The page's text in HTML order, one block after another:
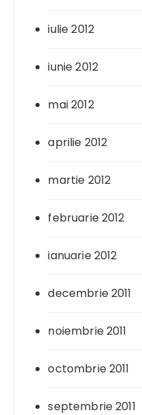
iulie 2012
iunie 2012
mai 2012
aprilie 2012
martie 2012
februarie 2012
ianuarie 2012
decembrie 2011
noiembrie 2011
octombrie 2011
septembrie 2011